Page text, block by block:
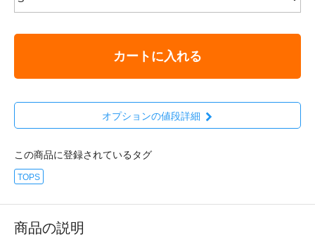
カートに入れる
オプションの値段詳細
この商品に登録されているタグ
TOPS
商品の説明